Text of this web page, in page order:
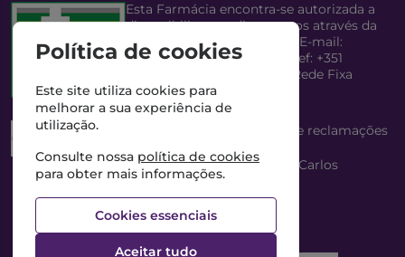
Esta Farmácia encontra-se autorizada a
disponibilizar medicamentos através da
Internet, pelo Infarmed, I.P. E-mail:
infarmed@infarmed.pt
| Telef: +351
217987100 (Chamada para Rede Fixa
Nacional)
Esta Farmácia dispõe de livro de reclamações
Director Técnico e Proprietário: António Carlos
Saraiva Cabral Costa
NIPC: 507218906 | Farmácia Gama, Lda.
Política de cookies
Este site utiliza cookies para
melhorar a sua experiência de
utilização.
Consulte nossa política de cookies
para obter mais informações.
Cookies essenciais
Aceitar tudo